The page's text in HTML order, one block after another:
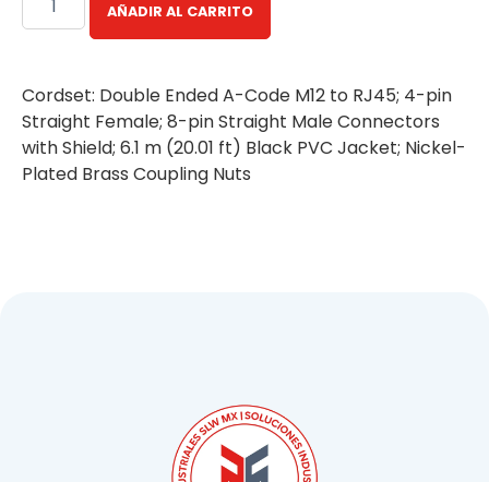
AÑADIR AL CARRITO
Cordset: Double Ended A-Code M12 to RJ45; 4-pin
Straight Female; 8-pin Straight Male Connectors
with Shield; 6.1 m (20.01 ft) Black PVC Jacket; Nickel-
Plated Brass Coupling Nuts